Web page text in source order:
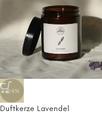
-24%
Duftkerze Lavendel